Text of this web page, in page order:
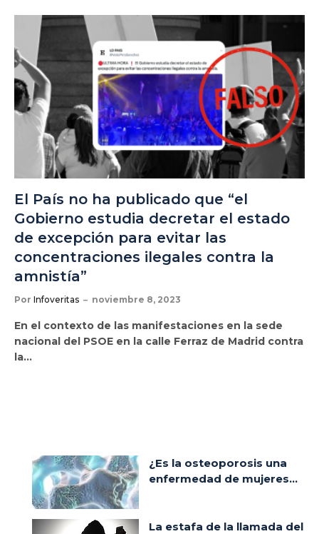
El País no ha publicado que “el
Gobierno estudia decretar el estado
de excepción para evitar las
concentraciones ilegales contra la
amnistía”
Por Infoveritas noviembre 8, 2023
En el contexto de las manifestaciones en la sede
nacional del PSOE en la calle Ferraz de Madrid contra
la…
¿Es la osteoporosis una
enfermedad de mujeres...
La estafa de la llamada del